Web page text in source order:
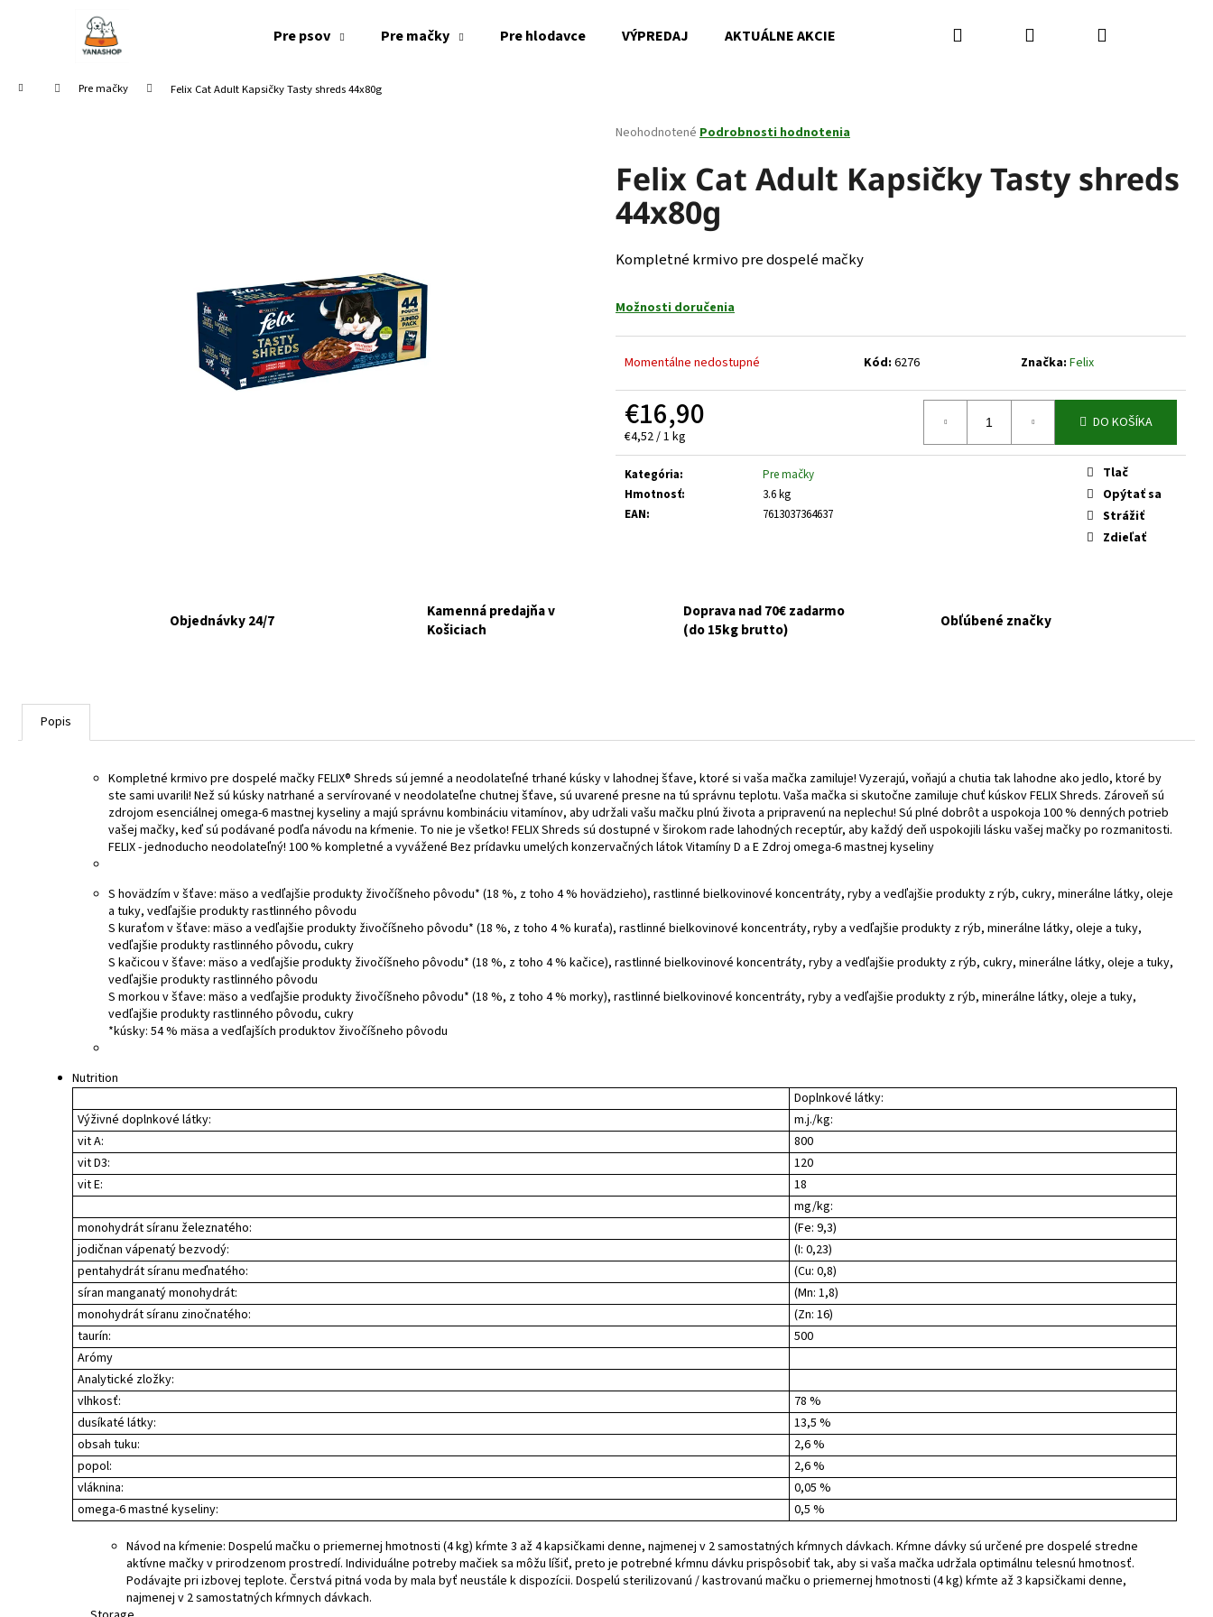
Pre psov Pre mačky Pre hlodavce VÝPREDAJ AKTUÁLNE AKCIE Kamenná predajňa Kontakty
Hľadať PrihlásenieNákupný
Domov Pre mačky Felix Cat Adult Kapsičky Tasty shreds 44x80g
Priemerné
produktu
je
0,0
z
hviezdičiek.
Neohodnotené Podrobnosti hodnotenia
Felix Cat Adult Kapsičky Tasty shreds
44x80g
Kompletné krmivo pre dospelé mačky
Možnosti doručenia
Momentálne nedostupné Kód: 6276 Značka: Felix
€16,90
Jednotková
cena:
€4,52 / 1 kg
DO KOŠÍKA
Kategória:
Pre mačky
Hmotnosť:
3.6 kg
EAN: 7613037364637
Tlač
Opýtať sa
Strážiť
Zdieľať
Objednávky 24/7
Kamenná predajňa v
Košiciach
Doprava nad 70€ zadarmo
(do 15kg brutto)
Obľúbené značky
Popis
Kompletné krmivo pre dospelé mačky FELIX® Shreds sú jemné a neodolateľné trhané kúsky v lahodnej šťave, ktoré si vaša mačka zamiluje! Vyzerajú, voňajú a chutia tak lahodne ako jedlo, ktoré by
ste sami uvarili! Než sú kúsky natrhané a servírované v neodolateľne chutnej šťave, sú uvarené presne na tú správnu teplotu. Vaša mačka si skutočne zamiluje chuť kúskov FELIX Shreds. Zároveň sú
zdrojom esenciálnej omega-6 mastnej kyseliny a majú správnu kombináciu vitamínov, aby udržali vašu mačku plnú života a pripravenú na neplechu! Sú plné dobrôt a uspokoja 100 % denných potrieb
vašej mačky, keď sú podávané podľa návodu na kŕmenie. To nie je všetko! FELIX Shreds sú dostupné v širokom rade lahodných receptúr, aby každý deň uspokojili lásku vašej mačky po rozmanitosti.
FELIX - jednoducho neodolateľný! 100 % kompletné a vyvážené Bez prídavku umelých konzervačných látok Vitamíny D a E Zdroj omega-6 mastnej kyseliny
S hovädzím v šťave: mäso a vedľajšie produkty živočíšneho pôvodu* (18 %, z toho 4 % hovädzieho), rastlinné bielkovinové koncentráty, ryby a vedľajšie produkty z rýb, cukry, minerálne látky, oleje
a tuky, vedľajšie produkty rastlinného pôvodu
S kuraťom v šťave: mäso a vedľajšie produkty živočíšneho pôvodu* (18 %, z toho 4 % kuraťa), rastlinné bielkovinové koncentráty, ryby a vedľajšie produkty z rýb, minerálne látky, oleje a tuky,
vedľajšie produkty rastlinného pôvodu, cukry
S kačicou v šťave: mäso a vedľajšie produkty živočíšneho pôvodu* (18 %, z toho 4 % kačice), rastlinné bielkovinové koncentráty, ryby a vedľajšie produkty z rýb, cukry, minerálne látky, oleje a tuky,
vedľajšie produkty rastlinného pôvodu
S morkou v šťave: mäso a vedľajšie produkty živočíšneho pôvodu* (18 %, z toho 4 % morky), rastlinné bielkovinové koncentráty, ryby a vedľajšie produkty z rýb, minerálne látky, oleje a tuky,
vedľajšie produkty rastlinného pôvodu, cukry
*kúsky: 54 % mäsa a vedľajších produktov živočíšneho pôvodu
Nutrition
Doplnkové látky:
Výživné doplnkové látky:
m.j./kg:
vit A:
800
vit D3:
120
vit E:
18
mg/kg:
monohydrát síranu železnatého:
(Fe: 9,3)
jodičnan vápenatý bezvodý:
(I: 0,23)
pentahydrát síranu meďnatého:
(Cu: 0,8)
síran manganatý monohydrát:
(Mn: 1,8)
monohydrát síranu zinočnatého:
(Zn: 16)
taurín:
500
Arómy
Analytické zložky:
vlhkosť:
78 %
dusíkaté látky:
13,5 %
obsah tuku:
2,6 %
popol:
2,6 %
vláknina:
0,05 %
omega-6 mastné kyseliny:
0,5 %
Návod na kŕmenie: Dospelú mačku o priemernej hmotnosti (4 kg) kŕmte 3 až 4 kapsičkami denne, najmenej v 2 samostatných kŕmnych dávkach. Kŕmne dávky sú určené pre dospelé stredne
aktívne mačky v prirodzenom prostredí. Individuálne potreby mačiek sa môžu líšiť, preto je potrebné kŕmnu dávku prispôsobiť tak, aby si vaša mačka udržala optimálnu telesnú hmotnosť.
Podávajte pri izbovej teplote. Čerstvá pitná voda by mala byť neustále k dispozícii. Dospelú sterilizovanú / kastrovanú mačku o priemernej hmotnosti (4 kg) kŕmte až 3 kapsičkami denne,
najmenej v 2 samostatných kŕmnych dávkach.
Späť
Späť
HĽADAŤ
Nasledujúce
GOURMET GOLD KÚSKY V ŠŤAVE 8X85G
NUEVO DOG ADULT KONZERVA JAHŇA A
ZEMIAKY 800G